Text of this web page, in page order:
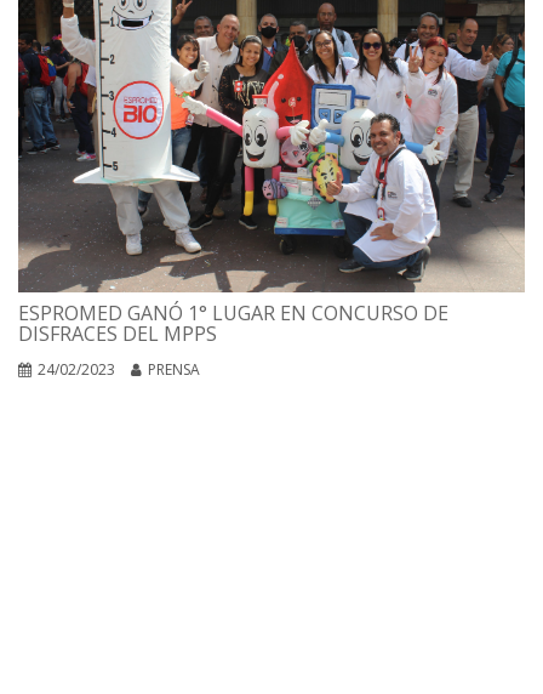
ESPROMED GANÓ 1° LUGAR EN CONCURSO DE
DISFRACES DEL MPPS
24/02/2023 PRENSA